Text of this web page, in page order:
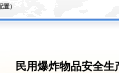
置）
民用爆炸物品安全